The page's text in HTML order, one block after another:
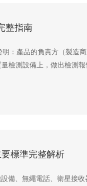
整指南
：產品的負責方（製造
檢測設備上，做出檢測報
以供 FCC 測試。2. 提交
標準完整解析
備、無繩電話、衛星接收